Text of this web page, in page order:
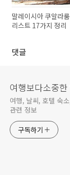
말레이시아 쿠알라
리스트 17가지 정리
댓글
여행보다소중한
여행, 날씨, 호텔 숙
관련 정보
구독하기